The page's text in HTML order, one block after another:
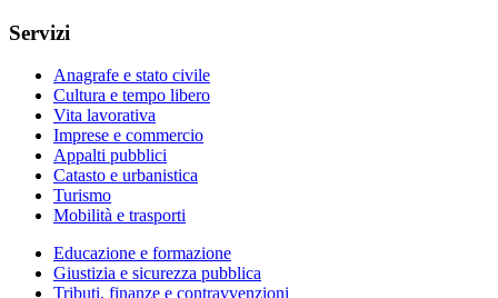
Servizi
Anagrafe e stato civile
Cultura e tempo libero
Vita lavorativa
Imprese e commercio
Appalti pubblici
Catasto e urbanistica
Turismo
Mobilità e trasporti
Educazione e formazione
Giustizia e sicurezza pubblica
Tributi, finanze e contravvenzioni